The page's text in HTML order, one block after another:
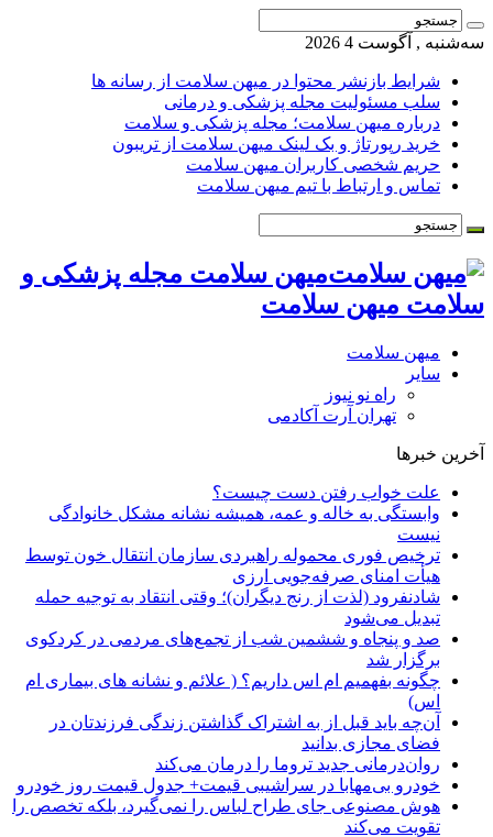
سه‌شنبه , آگوست 4 2026
شرایط بازنشر محتوا در میهن سلامت از رسانه ها
سلب مسئولیت مجله پزشکی و درمانی
درباره میهن سلامت؛ مجله پزشکی و سلامت
خرید رپورتاژ و بک لینک میهن سلامت از تریبون
حریم شخصی کاربران میهن سلامت
تماس و ارتباط با تیم میهن سلامت
میهن سلامت مجله پزشکی و
سلامت میهن سلامت
میهن سلامت
سایر
راه نو نیوز
تهران آرت آکادمی
آخرین خبرها
علت خواب رفتن دست چیست؟
وابستگی به خاله و عمه، همیشه نشانه مشکل خانوادگی
نیست
ترخیص فوری محموله راهبردی سازمان انتقال خون توسط
هیأت امنای صرفه‌جویی ارزی
شادنفرود (لذت از رنج دیگران)؛ وقتی انتقاد به توجیه حمله
تبدیل می‌شود
صد و پنجاه‌ و ششمین شب از تجمع‌های مردمی در کردکوی
برگزار شد
چگونه بفهمیم ام اس داریم؟ ( علائم و نشانه های بیماری ام
اس)
آن‌چه باید قبل از به اشتراک گذاشتن زندگی فرزندتان در
فضای مجازی بدانید
روان‌درمانی جدید تروما را درمان می‌کند
خودرو بی‌مهابا در سراشیبی قیمت+ جدول قیمت روز خودرو
هوش مصنوعی جای طراح لباس را نمی‌گیرد، بلکه تخصص را
تقویت می‌کند